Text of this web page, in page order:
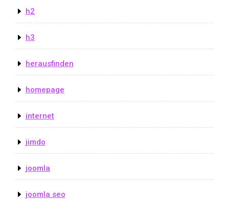
h2
h3
herausfinden
homepage
internet
jimdo
joomla
joomla seo